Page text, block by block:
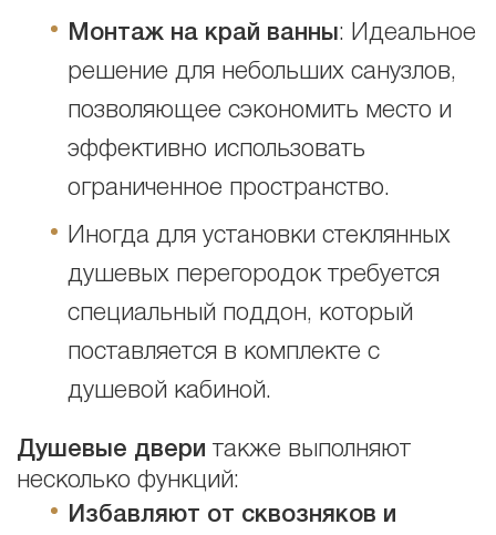
Монтаж на край ванны: Идеальное
решение для небольших санузлов,
позволяющее сэкономить место и
эффективно использовать
ограниченное пространство.
Иногда для установки стеклянных
душевых перегородок требуется
специальный поддон, который
поставляется в комплекте с
душевой кабиной.
Душевые двери также выполняют
несколько функций:
Избавляют от сквозняков и